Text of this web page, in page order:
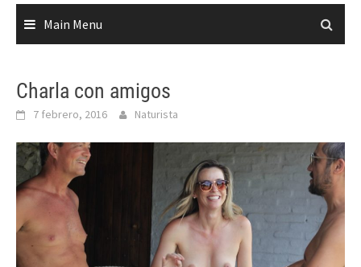
Main Menu
Charla con amigos
7 febrero, 2016 Naturista